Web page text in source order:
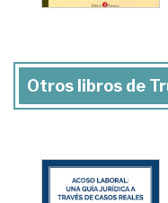
Otros libros de